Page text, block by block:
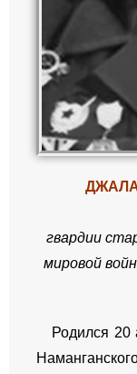
гвардии
мировой
Родился 20